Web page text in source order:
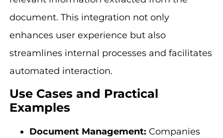
document. This integration not only
enhances user experience but also
streamlines internal processes and facilitates
automated interaction.
Use Cases and Practical
Examples
Document Management: Companies